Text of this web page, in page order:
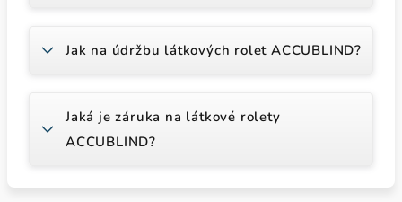
Jak na údržbu látkových rolet ACCUBLIND?
Jaká je záruka na látkové rolety
ACCUBLIND?